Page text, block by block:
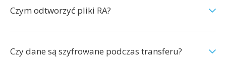
Czym odtworzyć pliki RA?
Czy dane są szyfrowane podczas transferu?